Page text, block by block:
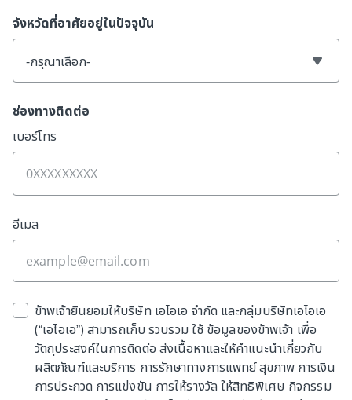
จังหวัดที่อาศัยอยู่ในปัจจุบัน
-กรุณาเลือก-
ช่องทางติดต่อ
เบอร์โทร
อีเมล
ข้าพเจ้ายินยอมให้บริษัท เอไอเอ จำกัด และกลุ่มบริษัทเอไอเอ
(“เอไอเอ”) สามารถเก็บ รวบรวม ใช้ ข้อมูลของข้าพเจ้า เพื่อ
วัตถุประสงค์ในการติดต่อ ส่งเนื้อหาและให้คำแนะนำเกี่ยวกับ
ผลิตภัณฑ์และบริการ การรักษาทางการแพทย์ สุขภาพ การเงิน
การประกวด การแข่งขัน การให้รางวัล ให้สิทธิพิเศษ กิจกรรม